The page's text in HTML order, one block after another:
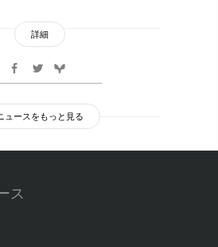
詳細
ュースをもっと見る
ス